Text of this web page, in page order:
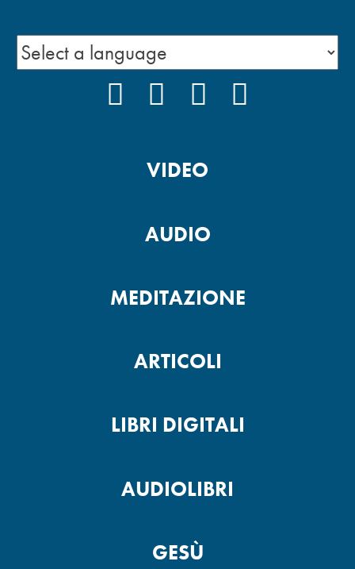
VIDEO
AUDIO
MEDITAZIONE
ARTICOLI
LIBRI DIGITALI
AUDIOLIBRI
GESÙ